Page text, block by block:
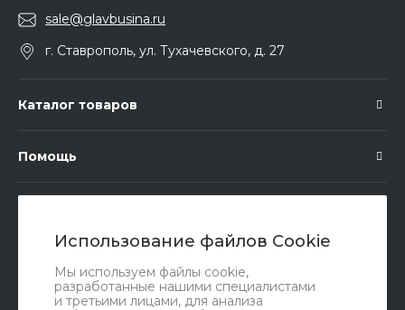
Использование файлов Cookie
Мы используем файлы cookie,
разработанные нашими специалистами
и третьими лицами, для анализа
sale@glavbusina.ru
г. Ставрополь, ул. Тухачевского, д. 27
Каталог товаров
Помощь